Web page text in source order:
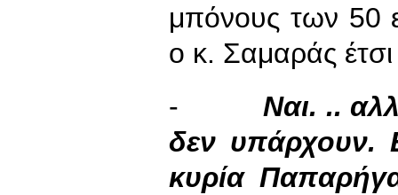
μπόνους των 50
ο κ. Σαμαράς
-Ναι. ..
δεν υπάρχουν.
κυρία